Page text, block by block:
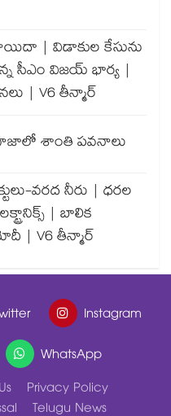
| విడాకుల కేసును
సీఎం విజయ్ భార్య |
| V6 తీన్మార్
గాజాలో శాంతి పవనాలు
వరద నీరు | ధరల
| బాలిక
| V6 తీన్మార్
Instagram
WhatsApp
Privacy Policy
Telugu News